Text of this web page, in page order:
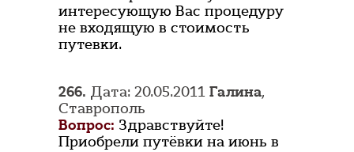
интересующую Вас процедуру
не входящую в стоимость
путевки.
266. Дата: 20.05.2011 Галина,
Ставрополь
Вопрос: Здравствуйте!
Приобрели путёвки на июнь в